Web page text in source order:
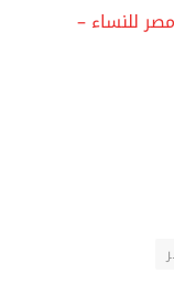
للنساء –